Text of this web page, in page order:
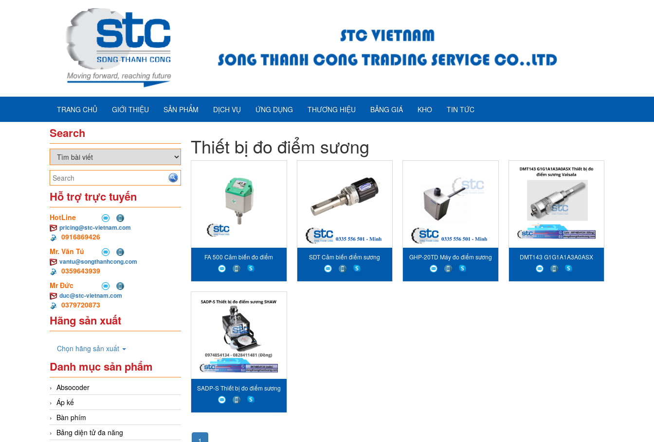
TRANG CHỦ GIỚI THIỆU SẢN PHẨM DỊCH VỤ ỨNG DỤNG THƯƠNG HIỆU BẢNG GIÁ KHO TIN TỨC
Search
Hỗ trợ trực tuyến
HotLine
pricing@stc-vietnam.com
0916869426
Mr. Văn Tú
vantu@songthanhcong.com
0359643939
Mr Đức
duc@stc-vietnam.com
0379720873
Hãng sản xuất
Chọn hãng sản xuất
Danh mục sản phẩm
Absocoder
Áp kế
Bàn phím
Bảng diện tử đa năng
Thiết bị đo điểm sương
FA 500 Cảm biến đo điểm
sương CS Instruments
SDT Cảm biến điểm sương
Shaw
GHP-20TD Máy đo điểm sương
và nhiệt độ Vinostech
DMT143 G1G1A1A3A0ASX
Thiết bị đo điểm sương Vaisala
SADP-S Thiết bị đo điểm sương
SHAW